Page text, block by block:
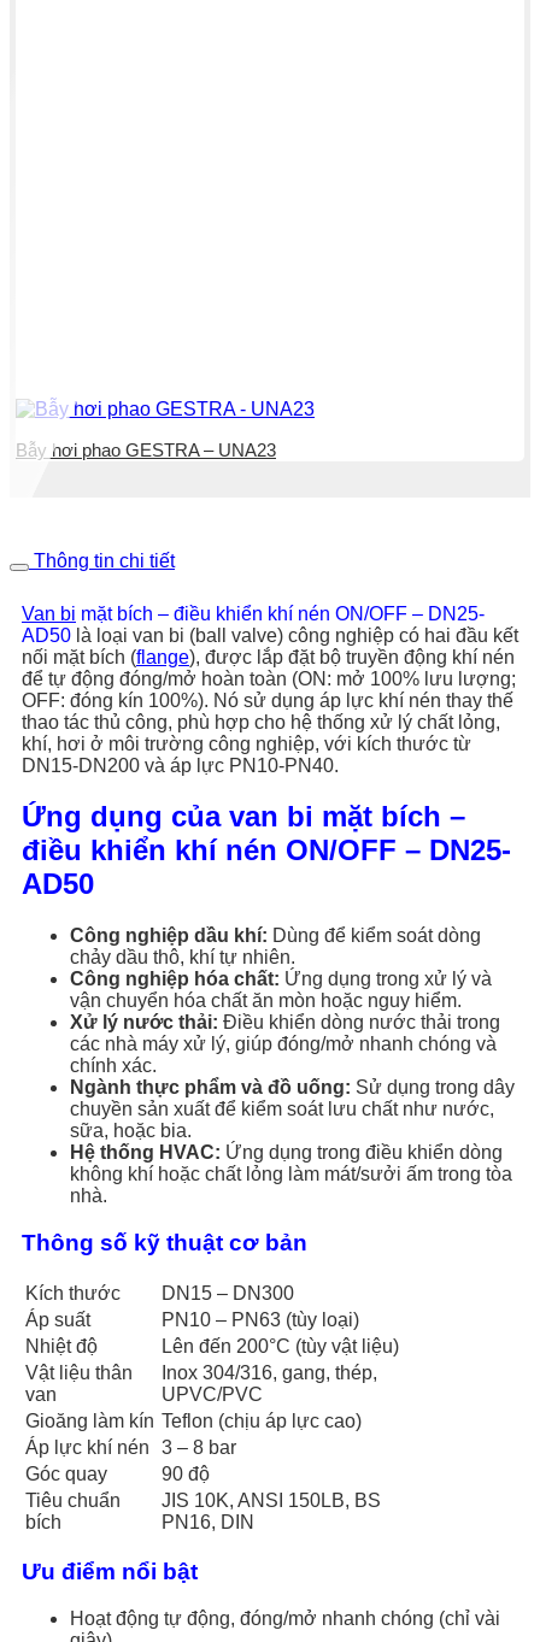
Bẫy hơi phao GESTRA – UNA23
Thông tin chi tiết
Van bi mặt bích – điều khiển khí nén ON/OFF – DN25-
AD50 là loại van bi (ball valve) công nghiệp có hai đầu kết
nối mặt bích (flange), được lắp đặt bộ truyền động khí nén
để tự động đóng/mở hoàn toàn (ON: mở 100% lưu lượng;
OFF: đóng kín 100%). Nó sử dụng áp lực khí nén thay thế
thao tác thủ công, phù hợp cho hệ thống xử lý chất lỏng,
khí, hơi ở môi trường công nghiệp, với kích thước từ
DN15-DN200 và áp lực PN10-PN40.
Ứng dụng của van bi mặt bích –
điều khiển khí nén ON/OFF – DN25-
AD50
Công nghiệp dầu khí: Dùng để kiểm soát dòng
chảy dầu thô, khí tự nhiên.
Công nghiệp hóa chất: Ứng dụng trong xử lý và
vận chuyển hóa chất ăn mòn hoặc nguy hiểm.
Xử lý nước thải: Điều khiển dòng nước thải trong
các nhà máy xử lý, giúp đóng/mở nhanh chóng và
chính xác.
Ngành thực phẩm và đồ uống: Sử dụng trong dây
chuyền sản xuất để kiểm soát lưu chất như nước,
sữa, hoặc bia.
Hệ thống HVAC: Ứng dụng trong điều khiển dòng
không khí hoặc chất lỏng làm mát/sưởi ấm trong tòa
nhà.
Thông số kỹ thuật cơ bản
Kích thước
DN15 – DN300
Áp suất
PN10 – PN63 (tùy loại)
Nhiệt độ
Lên đến 200°C (tùy vật liệu)
Vật liệu thân
van
Inox 304/316, gang, thép,
UPVC/PVC
Gioăng làm kín Teflon (chịu áp lực cao)
Áp lực khí nén
3 – 8 bar
Góc quay
90 độ
Tiêu chuẩn
bích
JIS 10K, ANSI 150LB, BS
PN16, DIN
Ưu điểm nổi bật
Hoạt động tự động, đóng/mở nhanh chóng (chỉ vài